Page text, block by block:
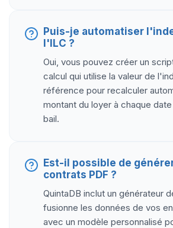
Puis-je automatiser
l'ILC ?
Oui, vous pouvez créer un
calcul qui utilise la valeur de
référence pour recalculer
montant du loyer à chaque
bail.
Est-il possible de
contrats PDF ?
QuintaDB inclut un générateur
fusionne les données de vos
avec un modèle personnalisé